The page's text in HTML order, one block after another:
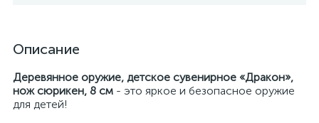
Описание
Деревянное оружие, детское сувенирное «Дракон»,
нож сюрикен, 8 см - это яркое и безопасное оружие
для детей!